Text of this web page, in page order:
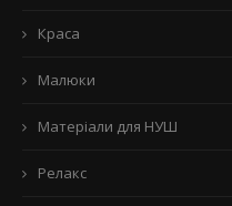
Краса
Малюки
Матеріали для НУШ
Релакс